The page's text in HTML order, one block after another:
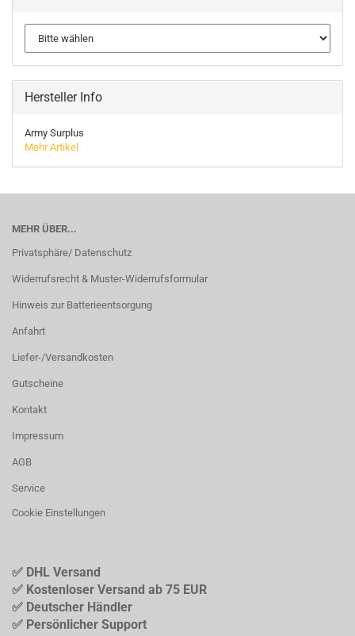
Hersteller Info
Army Surplus
Mehr Artikel
MEHR ÜBER...
Privatsphäre/ Datenschutz
Widerrufsrecht & Muster-Widerrufsformular
Hinweis zur Batterieentsorgung
Anfahrt
Liefer-/Versandkosten
Gutscheine
Kontakt
Impressum
AGB
Service
Cookie Einstellungen
✅ DHL Versand
✅ Kostenloser Versand ab 75 EUR
✅ Deutscher Händler
✅ Persönlicher Support